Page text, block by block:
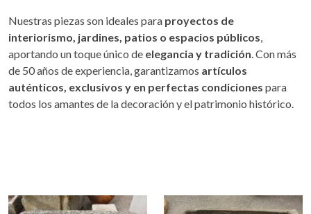
Nuestras piezas son ideales para proyectos de
interiorismo, jardines, patios o espacios públicos,
aportando un toque único de elegancia y tradición. Con más
de 50 años de experiencia, garantizamos artículos
auténticos, exclusivos y en perfectas condiciones para
todos los amantes de la decoración y el patrimonio histórico.